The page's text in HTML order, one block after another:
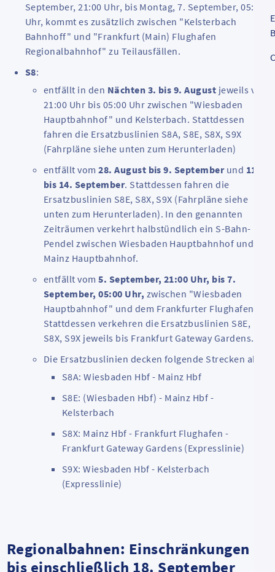
September, 21:00 Uhr, bis Montag, 7. September, 05:00
Uhr, kommt es zusätzlich zwischen "Kelsterbach
Bahnhoff" und "Frankfurt (Main) Flughafen
Regionalbahnhof" zu Teilausfällen.
S8:
entfällt in den Nächten 3. bis 9. August jeweils von
21:00 Uhr bis 05:00 Uhr zwischen "Wiesbaden
Hauptbahnhof" und Kelsterbach. Stattdessen
fahren die Ersatzbuslinien S8A, S8E, S8X, S9X
(Fahrpläne siehe unten zum Herunterladen)
entfällt vom28. August bis 9. Septemberund 11.
bis 14. September. Stattdessen fahren die
Ersatzbuslinien S8E, S8X, S9X (Fahrpläne siehe
unten zum Herunterladen). In den genannten
Zeiträumen verkehrt halbstündlich ein S-Bahn-
Pendel zwischen Wiesbaden Hauptbahnhof und
Mainz Hauptbahnhof.
entfällt vom5. September, 21:00 Uhr, bis 7.
September, 05:00 Uhr, zwischen "Wiesbaden
Hauptbahnhof" und dem Frankfurter Flughafen.
Stattdessen verkehren die Ersatzbuslinien S8E,
S8X, S9X jeweils bis Frankfurt Gateway Gardens.
Die Ersatzbuslinien decken folgende Strecken ab:
S8A: Wiesbaden Hbf - Mainz Hbf
S8E: (Wiesbaden Hbf) - Mainz Hbf -
Kelsterbach
S8X: Mainz Hbf - Frankfurt Flughafen -
Frankfurt Gateway Gardens (Expresslinie)
S9X: Wiesbaden Hbf - Kelsterbach
(Expresslinie)
Regionalbahnen: Einschränkungen
bis einschließlich 18. September